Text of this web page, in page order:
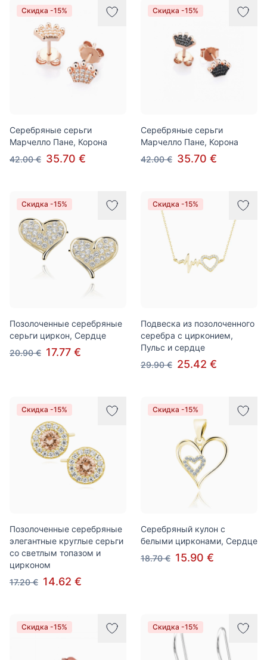
Скидка -15%
Серебряные серьги
Марчелло Пане, Корона
42.00 € 35.70 €
Скидка -15%
Серебряные серьги
Марчелло Пане, Корона
42.00 € 35.70 €
Скидка -15%
Позолоченные серебряные
серьги циркон, Сердце
20.90 € 17.77 €
Скидка -15%
Подвеска из позолоченного
серебра с цирконием,
Пульс и сердце
29.90 € 25.42 €
Скидка -15%
Позолоченные серебряные
элегантные круглые серьги
со светлым топазом и
цирконом
17.20 € 14.62 €
Скидка -15%
Серебряный кулон с
белыми цирконами, Сердце
18.70 € 15.90 €
Скидка -15% Скидка -15%